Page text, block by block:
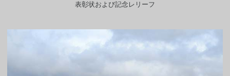
表彰状および記念レリーフ